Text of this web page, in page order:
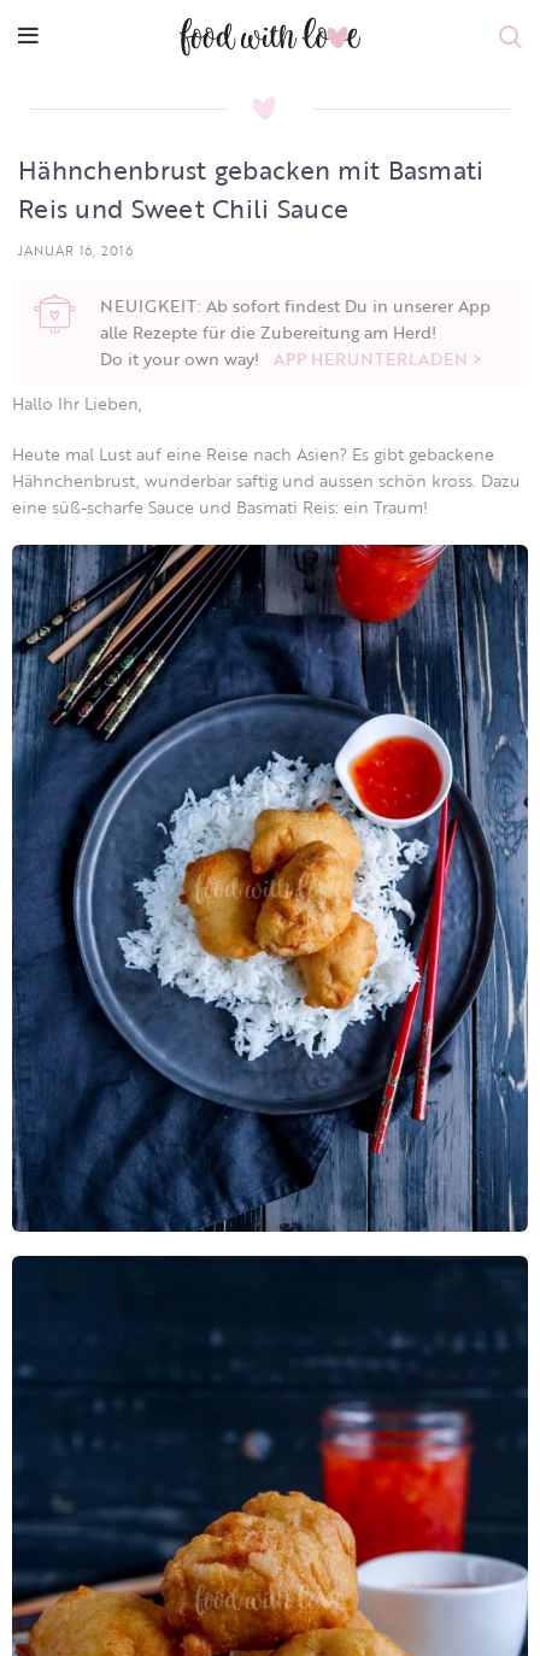
Hähnchenbrust gebacken mit Basmati
Reis und Sweet Chili Sauce
JANUAR 16, 2016
NEUIGKEIT: Ab sofort findest Du in unserer App
alle Rezepte für die Zubereitung am Herd!
Do it your own way! APP HERUNTERLADEN >
Hallo Ihr Lieben,
Heute mal Lust auf eine Reise nach Asien? Es gibt gebackene
Hähnchenbrust, wunderbar saftig und aussen schön kross. Dazu
eine süß-scharfe Sauce und Basmati Reis: ein Traum!